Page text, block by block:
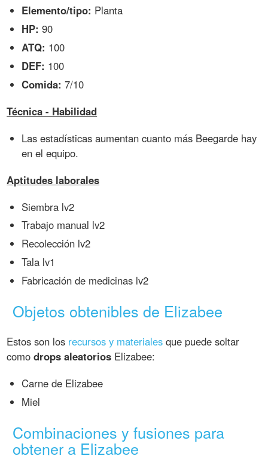
Elemento/tipo: Planta
HP: 90
ATQ: 100
DEF: 100
Comida: 7/10
Técnica - Habilidad
Las estadísticas aumentan cuanto más Beegarde hay
en el equipo.
Aptitudes laborales
Siembra lv2
Trabajo manual lv2
Recolección lv2
Tala lv1
Fabricación de medicinas lv2
Objetos obtenibles de Elizabee
Estos son los recursos y materiales que puede soltar
comodrops aleatorios Elizabee:
Carne de Elizabee
Miel
Combinaciones y fusiones para
obtener a Elizabee